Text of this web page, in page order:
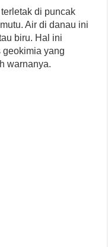
di puncak
Air di danau ini
biru. Hal ini
yang
warnanya.